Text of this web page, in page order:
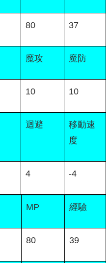
80 37
魔攻 魔防
10 10
迴避
移動速
度
4 -4
MP 經驗
80 39